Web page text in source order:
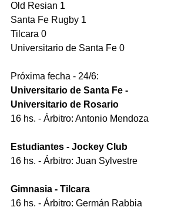
Old Resian 1
Santa Fe Rugby 1
Tilcara 0
Universitario de Santa Fe 0
Próxima fecha - 24/6:
Universitario de Santa Fe -
Universitario de Rosario
16 hs. - Árbitro: Antonio Mendoza
Estudiantes - Jockey Club
16 hs. - Árbitro: Juan Sylvestre
Gimnasia - Tilcara
16 hs. - Árbitro: Germán Rabbia